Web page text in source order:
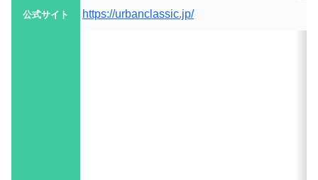
公式サイト https://urbanclassic.jp/